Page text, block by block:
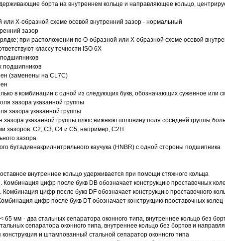
борта на внутреннем кольце и направляющее кольцо,
Х-образной схеме осевой внутренний зазор - нормальный
зазор
при расположении по О-образной или Х-образной схеме осевой
классу точности ISO 6X
подшипников
(заменены на CL7C)
в комбинации с одной из следующих букв, обозначающих суженное или
зазора указанной группы
зазора указанной группы
указанной группы плюс нижнюю половину поля соседней группы
зазоров: С2, C3, С4 и С5, например, С2Н
зазора
бутадиенакрилнитрильного каучука (HNBR) с одной стороны подшипника
внутреннее кольцо удерживается при помощи стяжного кольца
цифр после букв DB обозначает конструкцию проставочных
цифр после букв DF обозначает конструкцию проставочного
цифр после букв DT обозначает конструкцию проставочных колец
мм - два стальных сепаратора оконного типа, внутреннее кольцо без
сепаратора оконного типа, внутреннее кольцо без бортов и
и штампованный стальной сепаратор оконного типа